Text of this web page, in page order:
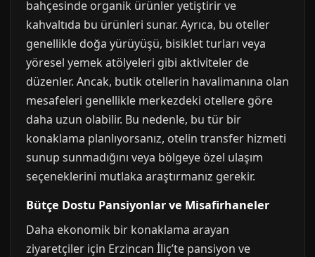
bahçesinde organik ürünler yetiştirir ve
kahvaltıda bu ürünleri sunar. Ayrıca, bu oteller
genellikle doğa yürüyüşü, bisiklet turları veya
yöresel yemek atölyeleri gibi aktiviteler de
düzenler. Ancak, butik otellerin havalimanına olan
mesafeleri genellikle merkezdeki otellere göre
daha uzun olabilir. Bu nedenle, bu tür bir
konaklama planlıyorsanız, otelin transfer hizmeti
sunup sunmadığını veya bölgeye özel ulaşım
seçeneklerini mutlaka araştırmanız gerekir.
Bütçe Dostu Pansiyonlar ve Misafirhaneler
Daha ekonomik bir konaklama arayan
ziyaretçiler için Erzincan İliç’te pansiyon ve